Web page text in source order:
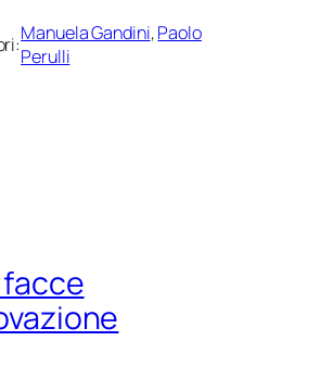
Manuela Gandini, Paolo
Perulli